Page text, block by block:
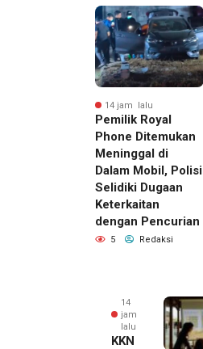
14 jam lalu
Pemilik Royal
Phone Ditemukan
Meninggal di
Dalam Mobil, Polisi
Selidiki Dugaan
Keterkaitan
dengan Pencurian
5 Redaksi
14
jam
lalu
KKN